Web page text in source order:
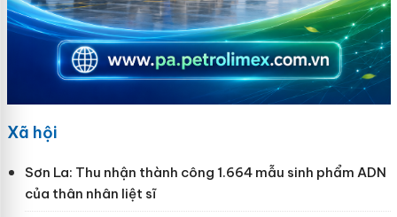
Xã hội
Sơn La: Thu nhận thành công 1.664 mẫu sinh phẩm ADN
của thân nhân liệt sĩ